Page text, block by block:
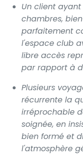
Un client
chambres,
parfaitement
l'espace club
libre accès
par rapport à
Plusieurs
récurrente la
irréprochable
soignée, en
bien formé et
l'atmosphère